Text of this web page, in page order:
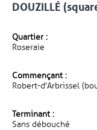
DOUZILLÉ
Quartier :
Roseraie
Commençant :
Robert-d'Arbrissel
Terminant :
Sans débouché